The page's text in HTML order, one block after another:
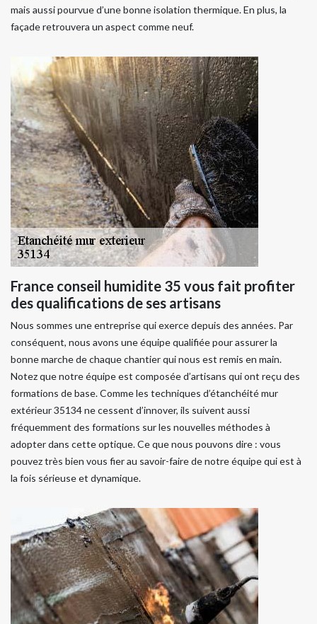
mais aussi pourvue d’une bonne isolation thermique. En plus, la
façade retrouvera un aspect comme neuf.
France conseil humidite 35 vous fait profiter
des qualifications de ses artisans
Nous sommes une entreprise qui exerce depuis des années. Par
conséquent, nous avons une équipe qualifiée pour assurer la
bonne marche de chaque chantier qui nous est remis en main.
Notez que notre équipe est composée d’artisans qui ont reçu des
formations de base. Comme les techniques d’étanchéité mur
extérieur 35134 ne cessent d’innover, ils suivent aussi
fréquemment des formations sur les nouvelles méthodes à
adopter dans cette optique. Ce que nous pouvons dire : vous
pouvez très bien vous fier au savoir-faire de notre équipe qui est à
la fois sérieuse et dynamique.